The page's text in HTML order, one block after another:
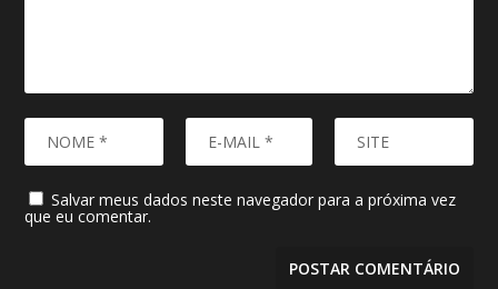
Salvar meus dados neste navegador para a próxima vez
que eu comentar.